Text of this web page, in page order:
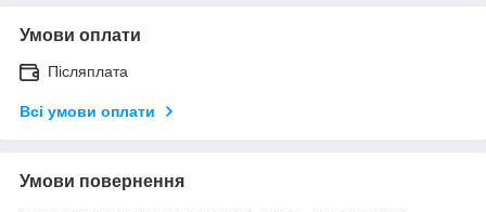
Умови оплати
Післяплата
Всі умови оплати
Умови повернення